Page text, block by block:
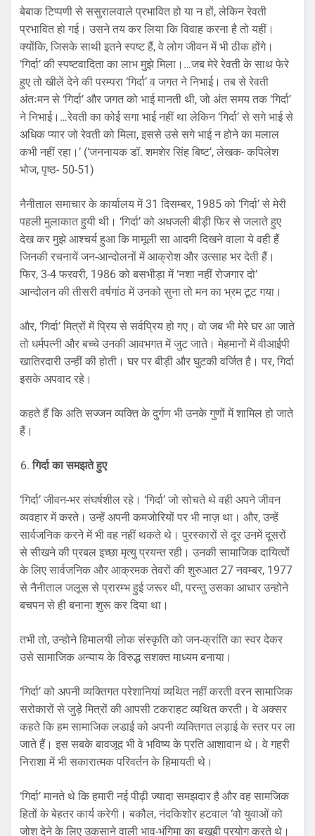
बेबाक टिप्पणी से ससुरालवाले प्रभावित हो या न हों, लेकिन रेवती
प्रभावित हो गई। उसने तय कर लिया कि विवाह करना है तो यहीं।
क्योंकि, जिसके साथी इतने स्पष्ट हैं, वे लोग जीवन में भी ठीक होंगे।
‘गिर्दा’ की स्पष्टवादिता का लाभ मुझे मिला।…जब मेरे रेवती के साथ फेरे
हुए तो खीलें देने की परम्परा ‘गिर्दा’ व जगत ने निभाई। तब से रेवती
अंतःमन से ‘गिर्दा’ और जगत को भाई मानती थी, जो अंत समय तक ‘गिर्दा’
ने निभाई।…रेवती का कोई सगा भाई नहीं था लेकिन ‘गिर्दा’ से सगे भाई से
अधिक प्यार जो रेवती को मिला, इससे उसे सगे भाई न होने का मलाल
कभी नहीं रहा।’ (‘जननायक डॉ. शमशेर सिंह बिष्ट’, लेखक- कपिलेश
भोज, पृष्ठ- 50-51)
नैनीताल समाचार के कार्यालय में 31 दिसम्बर, 1985 को ‘गिर्दा’ से मेरी
पहली मुलाकात हुयी थी। ‘गिर्दा’ को अधजली बीड़ी फिर से जलाते हुए
देख कर मुझे आश्चर्य हुआ कि मामूली सा आदमी दिखने वाला ये वही हैं
जिनकी रचनायें जन-आन्दोलनों में आक्रोश और उत्साह भर देती हैं।
फिर, 3-4 फरवरी, 1986 को बसभीड़ा में ‘नशा नहीं रोजगार दो’
आन्दोलन की तीसरी वर्षगांठ में उनको सुना तो मन का भ्रम टूट गया।
और, ‘गिर्दा’ मित्रों में प्रिय से सर्वप्रिय हो गए। वो जब भी मेरे घर आ जाते
तो धर्मपत्नी और बच्चे उनकी आवभगत में जुट जाते। मेहमानों में वीआईपी
खातिरदारी उन्हीं की होती। घर पर बीड़ी और घुटकी वर्जित है। पर, गिर्दा
इसके अपवाद रहे।
कहते हैं कि अति सज्जन व्यक्ति के दुर्गण भी उनके गुणों में शामिल हो जाते
हैं।
गिर्दा का समझते हुए
‘गिर्दा’ जीवन-भर संघर्षशील रहे। ‘गिर्दा’ जो सोचते थे वही अपने जीवन
व्यवहार में करते। उन्हें अपनी कमजोरियों पर भी नाज़ था। और, उन्हें
सार्वजनिक करने में भी वह नहीं थकते थे। पुरस्कारों से दूर उनमें दूसरों
से सीखने की प्रबल इच्छा मृत्यु प्रयन्त रही। उनकी सामाजिक दायित्वों
के लिए सार्वजनिक और आक्रमक तेवरों की शुरुआत 27 नवम्बर, 1977
से नैनीताल जलूस से प्रारम्भ हुई जरूर थी, परन्तु उसका आधार उन्होने
बचपन से ही बनाना शुरू कर दिया था।
तभी तो, उन्होने हिमालयी लोक संस्कृति को जन-क्रांति का स्वर देकर
उसे सामाजिक अन्याय के विरुद्ध सशक्त माध्यम बनाया।
‘गिर्दा’ को अपनी व्यक्तिगत परेशानियां व्यथित नहीं करती वरन सामाजिक
सरोकारों से जुड़े मित्रों की आपसी टकराहट व्यथित करती। वे अक्सर
कहते कि हम सामाजिक लडाई को अपनी व्यक्तिगत लड़ाई के स्तर पर ला
जाते हैं। इस सबके बावजूद भी वे भविष्य के प्रति आशावान थे। वे गहरी
निराशा में भी सकारात्मक परिवर्तन के हिमायती थे।
‘गिर्दा’ मानते थे कि हमारी नई पीढ़ी ज्यादा समझदार है और वह सामजिक
हितों के बेहतर कार्य करेगी। बकौल, नंदकिशोर हटवाल ‘वो युवाओं को
जोश देने के लिए उकसाने वाली भाव-भंगिमा का बखूबी प्रयोग करते थे।